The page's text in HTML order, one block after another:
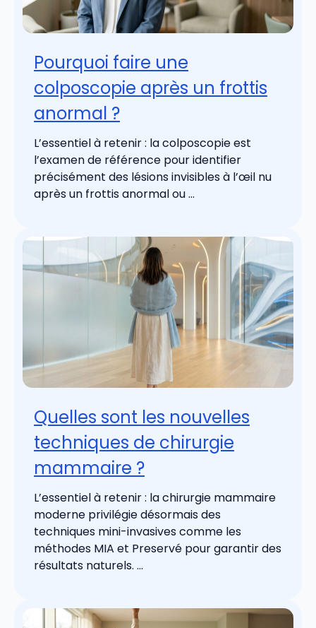
Pourquoi faire une
colposcopie après un frottis
anormal ?
L’essentiel à retenir : la colposcopie est
l’examen de référence pour identifier
précisément des lésions invisibles à l’œil nu
après un frottis anormal ou ...
Quelles sont les nouvelles
techniques de chirurgie
mammaire ?
L’essentiel à retenir : la chirurgie mammaire
moderne privilégie désormais des
techniques mini-invasives comme les
méthodes MIA et Preservé pour garantir des
résultats naturels. ...